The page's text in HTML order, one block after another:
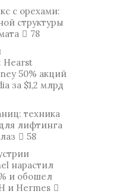
с орехами:
структуры
78
Hearst
50% акций
за $1,2 млрд
техника
лифтинга
58
нарастил
и обошел
и Hermes